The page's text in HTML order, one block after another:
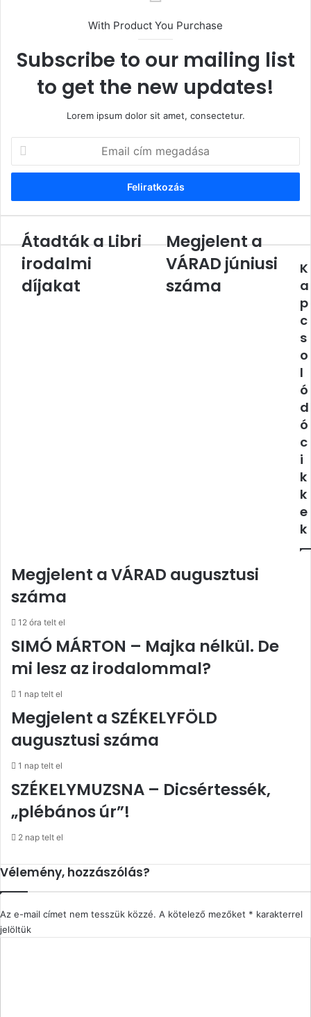
With Product You Purchase
Subscribe to our mailing list
to get the new updates!
Lorem ipsum dolor sit amet, consectetur.
cím
megadása
Átadták
Libri
irodalmi
díjakat
Átadták a Libri
irodalmi
díjakat
Megjelent
VÁRAD
júniusi
száma
Megjelent a
VÁRAD júniusi
száma
K
a
p
c
s
o
l
ó
d
ó
c
i
k
k
e
k
Megjelent a VÁRAD augusztusi
száma
12 óra telt el
SIMÓ MÁRTON – Majka nélkül. De
mi lesz az irodalommal?
1 nap telt el
Megjelent a SZÉKELYFÖLD
augusztusi száma
1 nap telt el
SZÉKELYMUZSNA – Dicsértessék,
„plébános úr”!
2 nap telt el
Vélemény, hozzászólás?
Az e-mail címet nem tesszük közzé. A kötelező mezőket * karakterrel
jelöltük